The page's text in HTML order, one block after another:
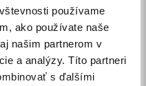
používame
ako používate naše
našim partnerom v
a analýzy. Títo partneri
s ďalšími
персональних даних